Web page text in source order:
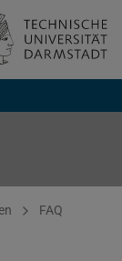
FAQ